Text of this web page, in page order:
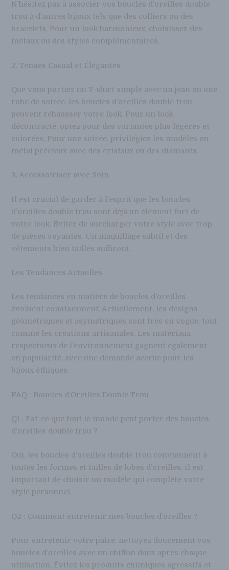
N’hésitez pas à associer vos boucles d’oreilles double
trou à d’autres bijoux tels que des colliers ou des
bracelets. Pour un look harmonieux, choisissez des
métaux ou des styles complémentaires.
2. Tenues Casual et Élégantes
Que vous portiez un T-shirt simple avec un jean ou une
robe de soirée, les boucles d’oreilles double trou
peuvent rehausser votre look. Pour un look
décontracté, optez pour des variantes plus légères et
colorées. Pour une soirée, privilégiez les modèles en
métal précieux avec des cristaux ou des diamants.
3. Accessoiriser avec Soin
Il est crucial de garder à l’esprit que les boucles
d’oreilles double trou sont déjà un élément fort de
votre look. Évitez de surcharger votre style avec trop
de pièces voyantes. Un maquillage subtil et des
vêtements bien taillés suffiront.
Les Tendances Actuelles
Les tendances en matière de boucles d’oreilles
évoluent constamment. Actuellement, les designs
géométriques et asymétriques sont très en vogue, tout
comme les créations artisanales. Les matériaux
respectueux de l’environnement gagnent également
en popularité, avec une demande accrue pour les
bijoux éthiques.
FAQ : Boucles d’Oreilles Double Trou
Q1 : Est-ce que tout le monde peut porter des boucles
d’oreilles double trou ?
Oui, les boucles d’oreilles double trou conviennent à
toutes les formes et tailles de lobes d’oreilles. Il est
important de choisir un modèle qui complète votre
style personnel.
Q2 : Comment entretenir mes boucles d’oreilles ?
Pour entretenir votre paire, nettoyez doucement vos
boucles d’oreilles avec un chiffon doux après chaque
utilisation. Évitez les produits chimiques agressifs et